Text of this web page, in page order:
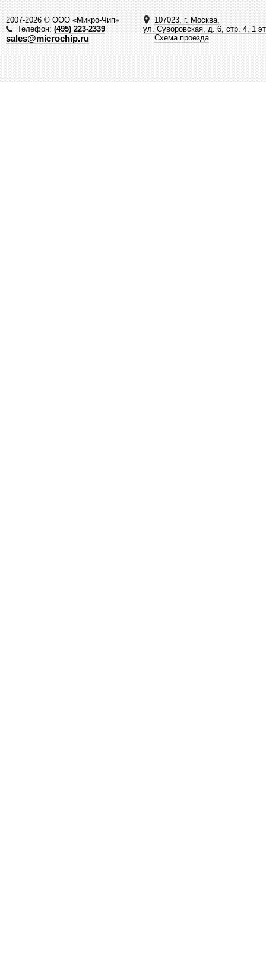
2007-2026 © ООО «Микро-Чип»
Телефон:(495) 223-2339
sales@microchip.ru
107023, г. Москва,
ул. Суворовская, д. 6, стр. 4, 1
Схема проезда